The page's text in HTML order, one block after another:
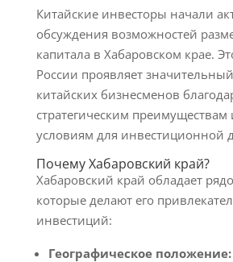
Китайские инвесторы начали
обсуждения возможностей
капитала в Хабаровском крае.
России проявляет
китайских бизнесменов
стратегическим
условиям для инвестиционной
Почему Хабаровский край?
Хабаровский край обладает
которые делают его
инвестиций:
Географическое положение: